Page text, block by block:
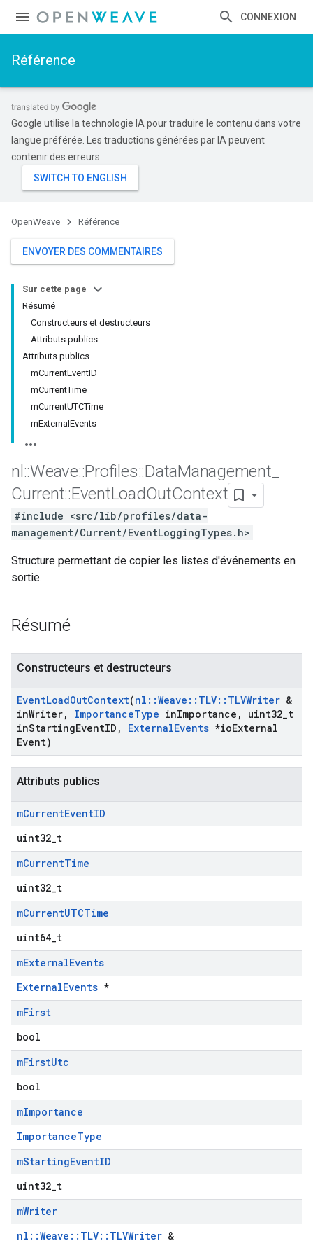
CONNEXION
Référence
Google utilise la technologie IA pour traduire le contenu dans votre
langue préférée. Les traductions générées par IA peuvent
contenir des erreurs.
OpenWeave Référence
ENVOYER DES COMMENTAIRES
Sur cette page
Résumé
Constructeurs et destructeurs
Attributs publics
Attributs publics
mCurrentEventID
mCurrentTime
mCurrentUTCTime
mExternalEvents
nl ::Weave::Profiles::DataManagement
Current::EventLoadOutContext
#include <src/lib/profiles/data-
management/Current/EventLoggingTypes.h>
Structure permettant de copier les listes d'événements en
sortie.
Résumé
Constructeurs et destructeurs
EventLoadOutContext(nl ::Weave :: TLV:: TLVWriter &
inWriter, ImportanceType inImportance , uint32 t
inStartingEventID , ExternalEvents *ioExternal
Event)
Attributs publics
mCurrentEventID
uint32_t
mCurrentTime
uint32_t
mCurrentUTCTime
uint64_t
mExternalEvents
ExternalEvents *
mFirst
bool
mFirstUtc
bool
mImportance
ImportanceType
mStartingEventID
uint32_t
mWriter
nl::Weave::TLV::TLVWriter &